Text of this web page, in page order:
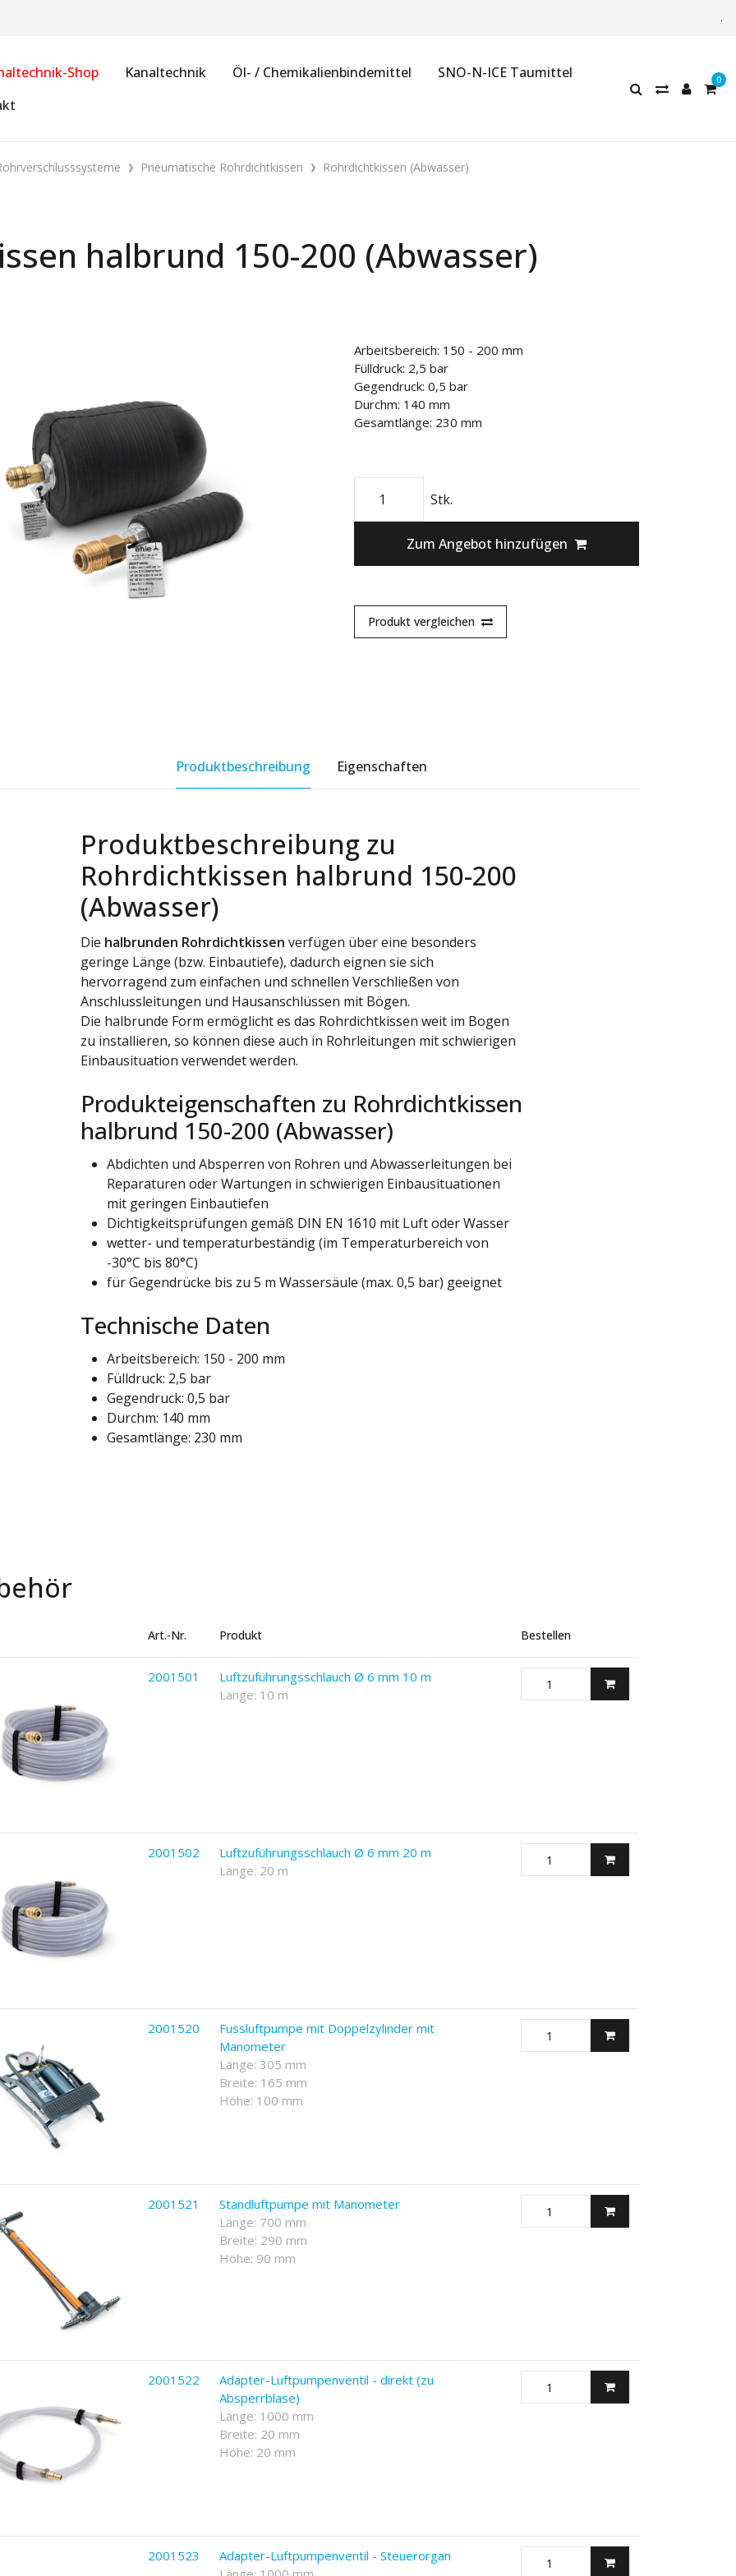
.
Kanaltechnik Öl- / Chemikalienbindemittel
SNO-N-ICE Taumittel
Shop
Pneumatische Rohrdichtkissen Rohrdichtkissen (Abwasser)
halbrund 150-200 (Abwasser)
Arbeitsbereich: 150 - 200 mm
Fülldruck: 2,5 bar
Gegendruck: 0,5 bar
Durchm: 140 mm
Gesamtlänge: 230 mm
Stk.
Zum Angebot hinzufügen
Produkt vergleichen
Produktbeschreibung Eigenschaften
Produktbeschreibung zu
Rohrdichtkissen halbrund 150-200
(Abwasser)
Die halbrunden Rohrdichtkissen verfügen über eine besonders
geringe Länge (bzw. Einbautiefe), dadurch eignen sie sich
hervorragend zum einfachen und schnellen Verschließen von
Anschlussleitungen und Hausanschlüssen mit Bögen.
Die halbrunde Form ermöglicht es das Rohrdichtkissen weit im Bogen
zu installieren, so können diese auch in Rohrleitungen mit schwierigen
Einbausituation verwendet werden.
Produkteigenschaften zu Rohrdichtkissen
halbrund 150-200 (Abwasser)
Abdichten und Absperren von Rohren und Abwasserleitungen bei
Reparaturen oder Wartungen in schwierigen Einbausituationen
mit geringen Einbautiefen
Dichtigkeitsprüfungen gemäß DIN EN 1610 mit Luft oder Wasser
wetter- und temperaturbeständig (im Temperaturbereich von
-30°C bis 80°C)
für Gegendrücke bis zu 5 m Wassersäule (max. 0,5 bar) geeignet
Technische Daten
Arbeitsbereich: 150 - 200 mm
Fülldruck: 2,5 bar
Gegendruck: 0,5 bar
Durchm: 140 mm
Gesamtlänge: 230 mm
Art.-Nr. Produkt Bestellen
2001501
Luftzuführungsschlauch Ø 6 mm 10 m
Länge: 10 m
2001502
Luftzuführungsschlauch Ø 6 mm 20 m
Länge: 20 m
2001520
Fussluftpumpe mit Doppelzylinder mit
Manometer
Länge: 305 mm
Breite: 165 mm
Höhe: 100 mm
2001521
Standluftpumpe mit Manometer
Länge: 700 mm
Breite: 290 mm
Höhe: 90 mm
2001522
Adapter-Luftpumpenventil - direkt (zu
Absperrblase)
Länge: 1000 mm
Breite: 20 mm
Höhe: 20 mm
2001523
Adapter-Luftpumpenventil - Steuerorgan